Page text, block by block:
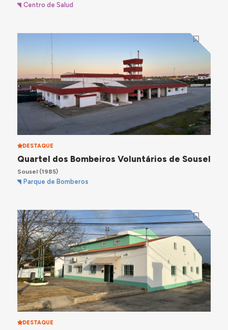
Centro de Salud
DESTAQUE
Quartel dos Bombeiros Voluntários de Sousel
Sousel(1985)
Parque de Bomberos
DESTAQUE